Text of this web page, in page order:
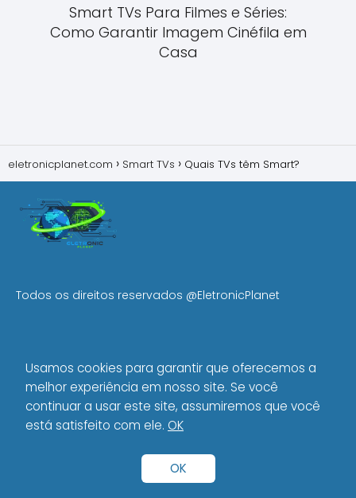
Smart TVs Para Filmes e Séries:
Como Garantir Imagem Cinéfila em
Casa
eletronicplanet.com Smart TVs Quais TVs têm Smart?
Todos os direitos reservados @EletronicPlanet
Início
Política de Privacidade
Sobre Nós
Usamos cookies para garantir que oferecemos a
melhor experiência em nosso site. Se você
continuar a usar este site, assumiremos que você
está satisfeito com ele. OK
OK